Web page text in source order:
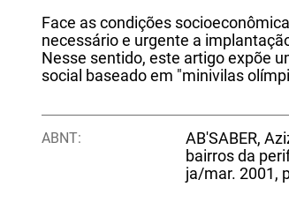
Face as condições
necessário e urgente a
Nesse sentido, este artigo expõe
social baseado em "minivilas
ABNT:
AB'SABER,
bairros da
ja/mar. 2001,